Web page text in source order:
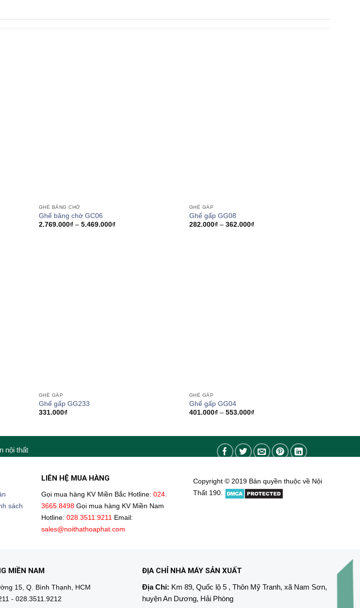
GHẾ BĂNG CHỜ
Ghế băng chờ GC06
2.769.000₫ – 5.469.000₫Khoảng
GHẾ GẤP
Ghế gấp GG08
282.000₫ – 362.000₫Khoảng
GHẾ GẤP
Ghế gấp GG233
331.000₫
GHẾ GẤP
Ghế gấp GG04
401.000₫ – 553.000₫Khoảng
đến
553.000₫
nội thất
sách
LIÊN HỆ MUA HÀNG
Gọi mua hàng KV Miền Bắc Hotline: 024.
3665.8498 Gọi mua hàng KV Miền Nam
Hotline: 028.3511.9211 Email:
sales@noithathoaphat.com
Copyright © 2019 Bản quyền thuộc về Nội
Thất 190.
MIỀN NAM
15, Q. Bình Thạnh, HCM
- 028.3511.9212
ĐỊA CHỈ NHÀ MÁY SẢN XUẤT
Địa Chỉ: Km 89, Quốc lộ 5 , Thôn Mỹ Tranh, xã Nam Sơn,
huyện An Dương, Hải Phòng